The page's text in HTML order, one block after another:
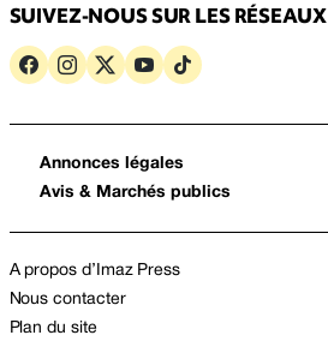
SUIVEZ-NOUS SUR LES RÉSEAUX
Annonces légales
Avis & Marchés publics
A propos d’Imaz Press
Nous contacter
Plan du site